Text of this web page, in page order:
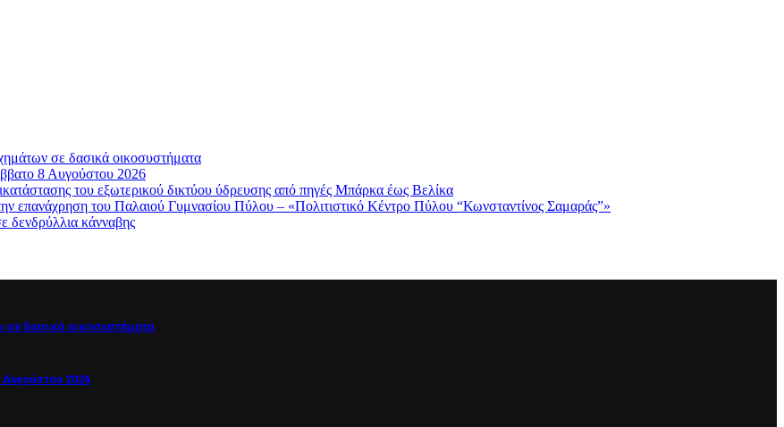
σε δασικά οικοσυστήματα
8 Αυγούστου 2026
του εξωτερικού δικτύου ύδρευσης από πηγές Μπάρκα έως Βελίκα
επανάχρηση του Παλαιού Γυμνασίου Πύλου – «Πολιτιστικό Κέντρο Πύλου “Κωνσταντίνος Σαμαράς”»
δενδρύλλια κάνναβης
δασικά οικοσυστήματα
2026